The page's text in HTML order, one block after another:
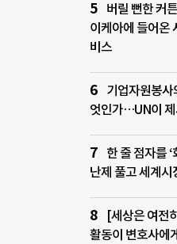
버릴 뻔한 커
이케아에 들어온
비스
기업자원봉사
엇인가…UN이 제
한 줄 점자를
난제 풀고 세계시
[세상은 여전
활동이 변호사에